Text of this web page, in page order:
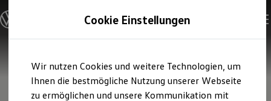
Hauptinhalt
springen
Footer
springen
Modelle und Konfigurator
Konfigurator
Modelle vergleichen
Elektroautos
ENERGY Sondermodelle
Nutzfahrzeuge
Cookie Einstellungen
Wir nutzen Cookies und weitere Technologien, um
Ihnen die bestmögliche Nutzung unserer Webseite
zu ermöglichen und unsere Kommunikation mit